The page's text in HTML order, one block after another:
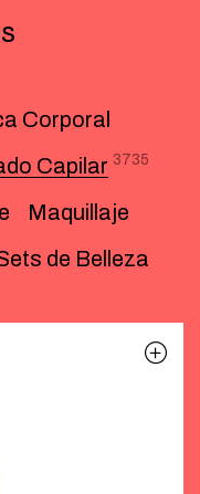
Corporal
Capilar 3735
Maquillaje
de Belleza